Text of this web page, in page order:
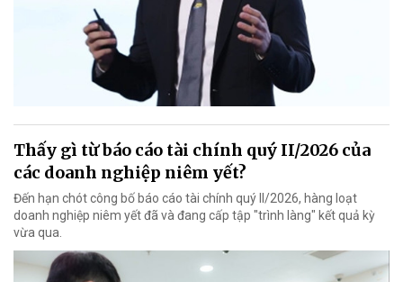
Thấy gì từ báo cáo tài chính quý II/2026 của
các doanh nghiệp niêm yết?
Đến hạn chót công bố báo cáo tài chính quý II/2026, hàng loạt
doanh nghiệp niêm yết đã và đang cấp tập "trình làng" kết quả kỳ
vừa qua.